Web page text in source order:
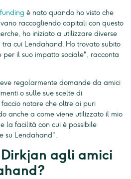
è nato quando ho visto che
raccogliendo capitali con questo
ho iniziato a utilizzare diverse
cui Lendahand. Ho trovato subito
per il suo impatto sociale", racconta
regolarmente domande da amici
o sulle sue scelte di
notare che oltre ai puri
anche a come viene utilizzato il mio
la facilità con cui è possibile
su Lendahand".
agli amici